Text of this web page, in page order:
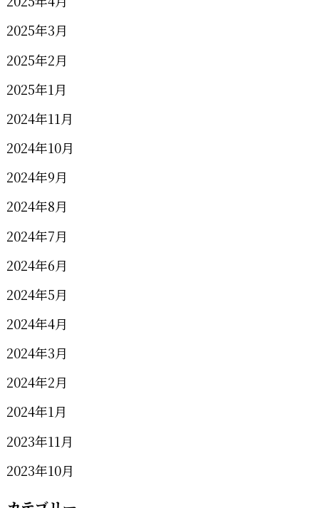
2025年3月
2025年2月
2025年1月
2024年11月
2024年10月
2024年9月
2024年8月
2024年7月
2024年6月
2024年5月
2024年4月
2024年3月
2024年2月
2024年1月
2023年11月
2023年10月